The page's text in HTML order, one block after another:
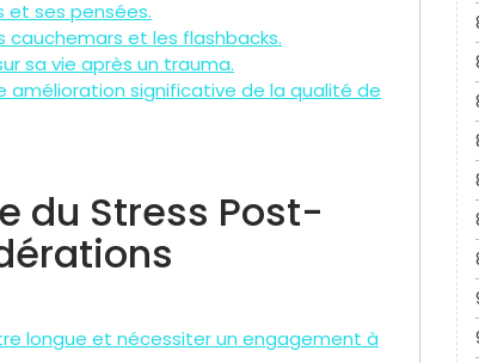
et ses pensées.
cauchemars et les flashbacks.
sa vie après un trauma.
amélioration significative de la qualité de
du Stress Post-
longue et nécessiter un engagement à